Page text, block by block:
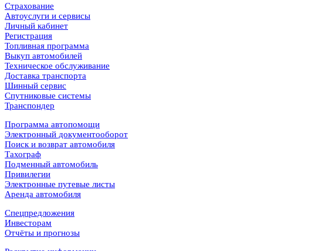
Страхование
Автоуслуги и сервисы
Личный кабинет
Регистрация
Топливная программа
Выкуп автомобилей
Техническое обслуживание
Доставка транспорта
Шинный сервис
Спутниковые системы
Транспондер
Программа автопомощи
Электронный документооборот
Поиск и возврат автомобиля
Тахограф
Подменный автомобиль
Привилегии
Электронные путевые листы
Аренда автомобиля
Спецпредложения
Инвесторам
Отчёты и прогнозы